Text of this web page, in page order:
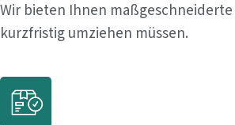
Wir bieten Ihnen
kurzfristig umziehen müssen.